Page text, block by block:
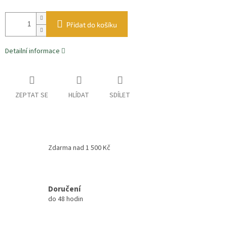
Přidat do košíku
Detailní informace
ZEPTAT SE HLÍDAT SDÍLET
Zdarma nad 1 500 Kč
Doručení
do 48 hodin